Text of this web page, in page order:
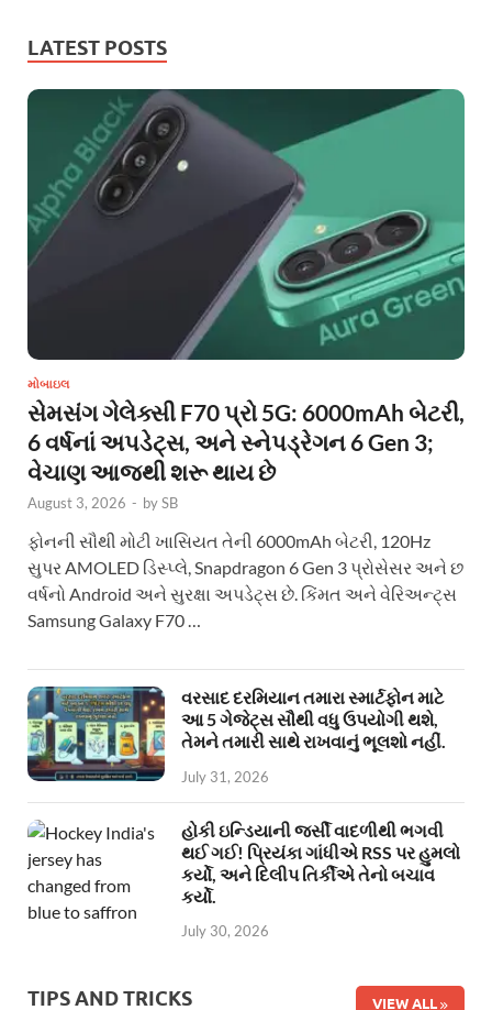
LATEST POSTS
મોબાઇલ
સેમસંગ ગેલેક્સી F70 પ્રો 5G: 6000mAh બેટરી,
6 વર્ષનાં અપડેટ્સ, અને સ્નેપડ્રેગન 6 Gen 3;
વેચાણ આજથી શરૂ થાય છે
August 3, 2026 - bySB
ફોનની સૌથી મોટી ખાસિયત તેની 6000mAh બેટરી, 120Hz
સુપર AMOLED ડિસ્પ્લે, Snapdragon 6 Gen 3 પ્રોસેસર અને છ
વર્ષનો Android અને સુરક્ષા અપડેટ્સ છે. કિંમત અને વેરિઅન્ટ્સ
Samsung Galaxy F70 …
વરસાદ દરમિયાન તમારા સ્માર્ટફોન માટે
આ 5 ગેજેટ્સ સૌથી વધુ ઉપયોગી થશે,
તેમને તમારી સાથે રાખવાનું ભૂલશો નહીં.
July 31, 2026
હોકી ઇન્ડિયાની જર્સી વાદળીથી ભગવી
થઈ ગઈ! પ્રિયંકા ગાંધીએ RSS પર હુમલો
કર્યો, અને દિલીપ તિર્કીએ તેનો બચાવ
કર્યો.
July 30, 2026
TIPS AND TRICKS VIEW ALL